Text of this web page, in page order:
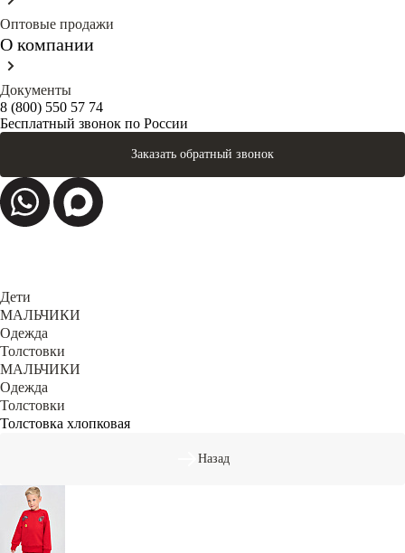
Оптовые продажи
О компании
Документы
8 (800) 550 57 74
Бесплатный звонок по России
Заказать обратный звонок
Дети
МАЛЬЧИКИ
Одежда
Толстовки
МАЛЬЧИКИ
Одежда
Толстовки
Толстовка хлопковая
Назад